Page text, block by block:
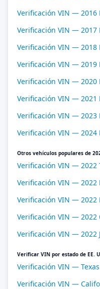
Verificación VIN — 2016
Verificación VIN — 2017
Verificación VIN — 2018
Verificación VIN — 2019
Verificación VIN — 2020
Verificación VIN — 2021
Verificación VIN — 2023
Verificación VIN — 2024
Otros vehículos populares de
Verificación VIN — 2022
Verificación VIN — 2022
Verificación VIN — 2022
Verificación VIN — 2022
Verificación VIN — 2022
Verificar VIN por estado de EE.
Verificación VIN — Texas
Verificación VIN —